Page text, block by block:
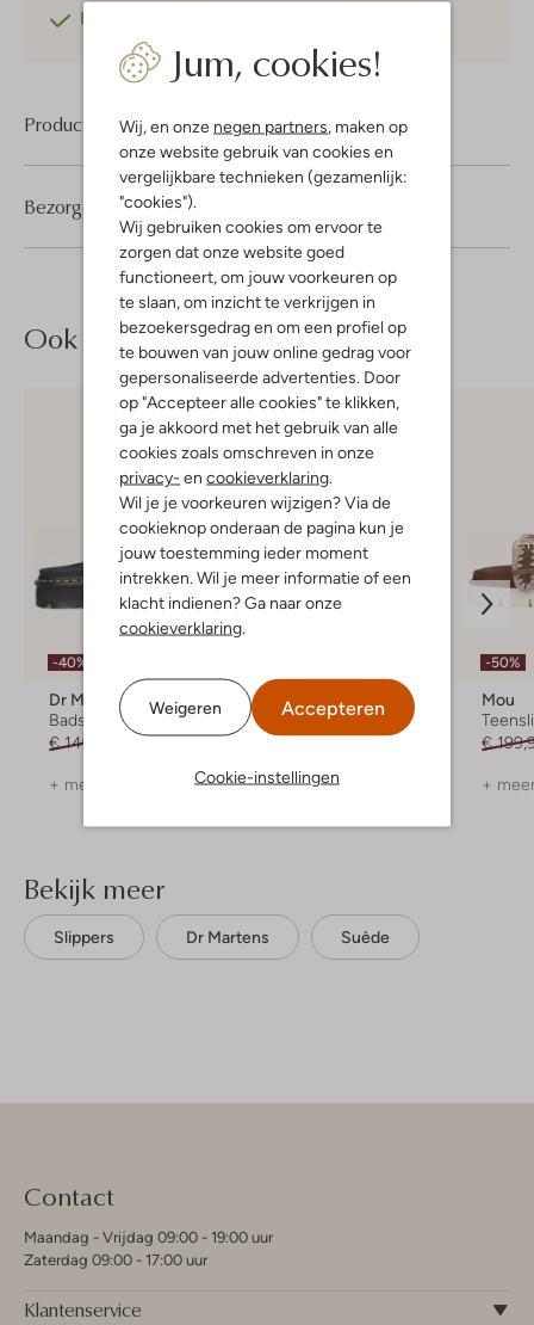
Jum, cookies!
Wij, en onze negen partners, maken op
onze website gebruik van cookies en
vergelijkbare technieken (gezamenlijk:
"cookies").
Wij gebruiken cookies om ervoor te
zorgen dat onze website goed
functioneert, om jouw voorkeuren op
te slaan, om inzicht te verkrijgen in
bezoekersgedrag en om een profiel op
te bouwen van jouw online gedrag voor
gepersonaliseerde advertenties. Door
op "Accepteer alle cookies" te klikken,
ga je akkoord met het gebruik van alle
cookies zoals omschreven in onze
privacy- en cookieverklaring.
Wil je je voorkeuren wijzigen? Via de
cookieknop onderaan de pagina kun je
jouw toestemming ieder moment
intrekken. Wil je meer informatie of een
klacht indienen? Ga naar onze
cookieverklaring.
Weigeren Accepteren
Cookie-instellingen
Betaal achteraf
Product informatie
Bezorgen & retourneren
Ook iets voor jou?
-40%
Dr Martens
Badslippers
€ 149,99
€ 89,99
+ meer kleuren
Scholl
Slippers
€ 89,95 € 62,99
+ meer kleuren
-50%
Mou
€
+
Bekijk meer
Slippers Dr Martens Suède
Contact
Maandag - Vrijdag 09:00 - 19:00 uur
Zaterdag 09:00 - 17:00 uur
Klantenservice